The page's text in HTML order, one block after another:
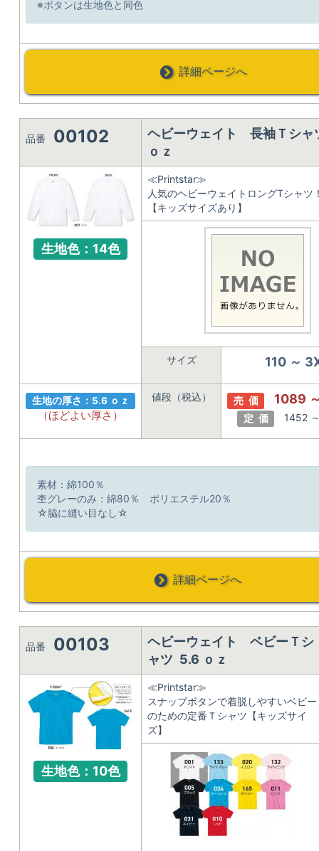
※ボタンは生地色と同色
詳細ページへ
品番 00102
ヘビーウェイト 長袖Ｔシ
ｏｚ
生地色：14色
≪Printstar≫
人気のヘビーウェイトロングTシャツ
【キッズサイズあり】
サイズ 110 ～
生地の厚さ：5.6 ｏｚ
（ほどよい厚さ）
値段（税込） 売 価 1089
定 価 1452
素材：綿100％
杢グレーのみ：綿80％ ポリエステル20％
☆脇に縫い目なし☆
詳細ページへ
品番 00103
ヘビーウェイト ベビーＴシ
ャツ 5.6 ｏｚ
生地色：10色
≪Printstar≫
スナップボタンで着脱しやすいベビー
のための定番Ｔシャツ【キッズサイ
ズ】